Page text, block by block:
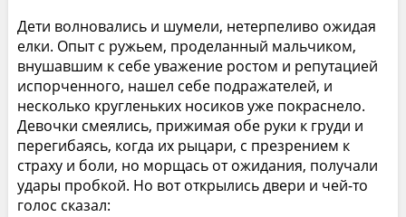
Дети волновались и шумели, нетерпеливо ожидая
елки. Опыт с ружьем, проделанный мальчиком,
внушавшим к себе уважение ростом и репутацией
испорченного, нашел себе подражателей, и
несколько кругленьких носиков уже покраснело.
Девочки смеялись, прижимая обе руки к груди и
перегибаясь, когда их рыцари, с презрением к
страху и боли, но морщась от ожидания, получали
удары пробкой. Но вот открылись двери и чей-то
голос сказал: